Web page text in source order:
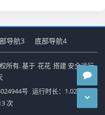
导航3 底部导航4
所有. 基于 花花 搭建 安全运行
号 运行时长：1.026秒
次